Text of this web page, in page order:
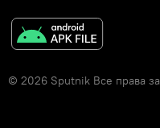
© 2026 Sputnik Все права